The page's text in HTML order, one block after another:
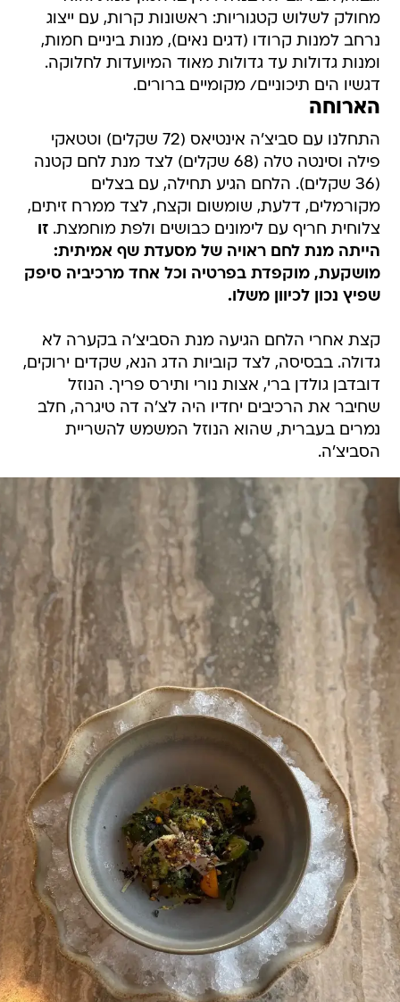
מחולק לשלוש קטגוריות: ראשונות קרות, עם ייצוג
נרחב למנות קרודו (דגים נאים), מנות ביניים חמות,
ומנות גדולות עד גדולות מאוד המיועדות לחלוקה.
דגשיו הים תיכוניים/ מקומיים ברורים.
הארוחה
התחלנו עם סביצ'ה אינטיאס (72 שקלים) וטטאקי
פילה וסינטה טלה (68 שקלים) לצד מנת לחם קטנה
(36 שקלים). הלחם הגיע תחילה, עם בצלים
מקורמלים, דלעת, שומשום וקצח, לצד ממרח זיתים,
צלוחית חריף עם לימונים כבושים ולפת מוחמצת.זו
הייתה מנת לחם ראויה של מסעדת שף אמיתית:
מושקעת, מוקפדת בפרטיה וכל אחד מרכיביה סיפק
שפיץ נכון לכיוון משלו.
קצת אחרי הלחם הגיעה מנת הסביצ'ה בקערה לא
גדולה. בבסיסה, לצד קוביות הדג הנא, שקדים ירוקים,
דובדבן גולדן ברי, אצות נורי ותירס פריך. הנוזל
שחיבר את הרכיבים יחדיו היה לצ'ה דה טיגרה, חלב
נמרים בעברית, שהוא הנוזל המשמש להשריית
הסביצ'ה.